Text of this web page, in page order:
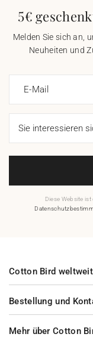
5€
Melden Sie sich an,
Neuheiten und
E-Mail
Diese Website
Bestellung und
Mehr über Cotton
Cotton Bird weltweit